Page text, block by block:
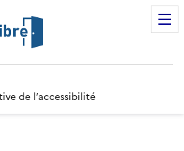
de l’accessibilité